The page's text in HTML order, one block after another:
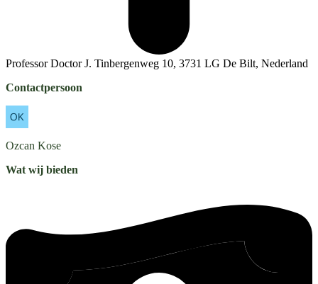
Professor Doctor J. Tinbergenweg 10, 3731 LG De Bilt, Nederland
Contactpersoon
Ozcan Kose
Wat wij bieden